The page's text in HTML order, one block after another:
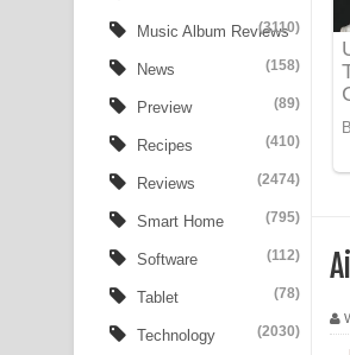
Aye Lanweela Song
Ala purannata Song
BTS : Hooligan Lyrics
Apa Hamuwee Song
PATHINIYE Song
Sorry Sir Song
Music Album Reviews
(3110)
News (158)
Preview (89)
Recipes (410)
Reviews (2474)
Smart Home (795)
Software (112)
Tablet (78)
Technology (2030)